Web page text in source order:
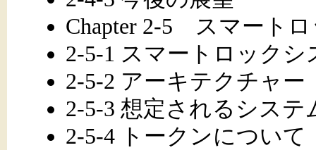
Chapter 2-5 スマート
2-5-1 スマートロックシ
2-5-2 アーキテクチャー
2-5-3 想定されるシステ
2-5-4 トークンについて